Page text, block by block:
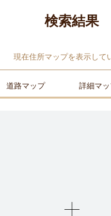
検索結果
現在住所マップを表示して
道路マップ 詳細マ